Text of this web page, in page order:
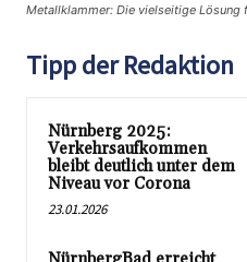
Metallklammer: Die vielseitige
Tipp der Redaktion
Nürnberg 2025:
Verkehrsaufkommen
bleibt deutlich unter dem
Niveau vor Corona
23.01.2026